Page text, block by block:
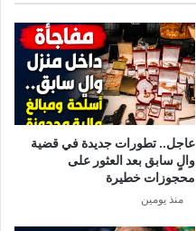
عاجل.. تطورات جديدة في قضية
والٍ سابق بعد العثور على
محجوزات خطيرة
منذ يومين